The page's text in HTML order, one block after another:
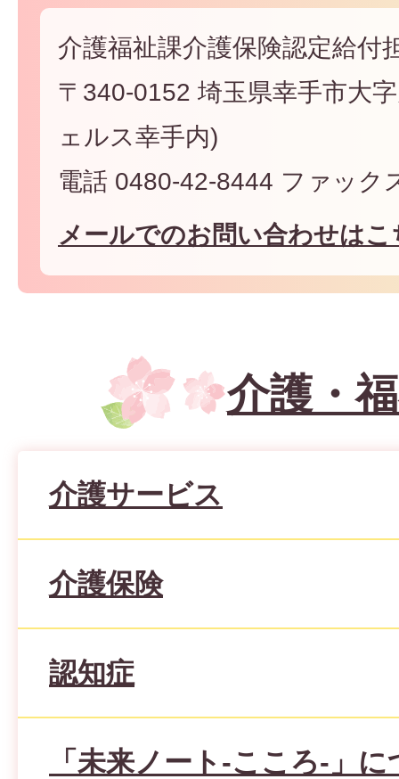
介護福祉課介護保険認定給付
〒340-0152 埼玉県幸手市大
ェルス幸手内)
電話 0480-42-8444 ファック
メールでのお問い合わせは
介護・
介護サービス
介護保険
認知症
「未来ノート-こころ-」